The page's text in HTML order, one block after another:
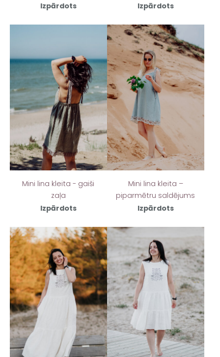
Izpārdots
Izpārdots
Mini lina kleita - gaiši
zaļa
Izpārdots
Mini lina kleita –
piparmētru saldējums
Izpārdots